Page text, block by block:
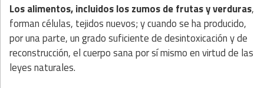
Los alimentos, incluidos los zumos de frutas y verduras,
forman células, tejidos nuevos; y cuando se ha producido,
por una parte, un grado suficiente de desintoxicación y de
reconstrucción, el cuerpo sana por sí mismo en virtud de las
leyes naturales.